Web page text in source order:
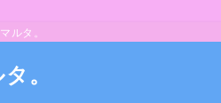
ルタ。
。